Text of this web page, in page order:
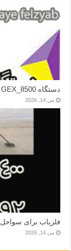
دستگاه GEX_8500
می 14, 2026
فلزیاب برای سواحل
می 14, 2026